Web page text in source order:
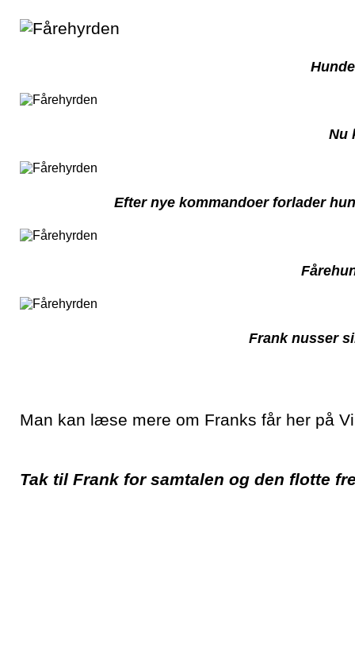
Nu
Efter nye kommandoer forlader
Frank nusser
Man kan læse mere om Franks får her på
Tak til Frank for samtalen og den flotte